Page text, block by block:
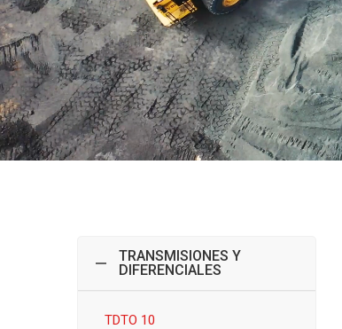
TRANSMISIONES Y
DIFERENCIALES
TDTO 10